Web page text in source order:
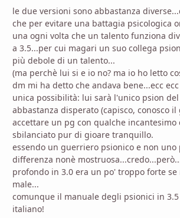
le due versioni sono abbastanza
che per evitare una battagia psicologica
una ogni volta che un talento funziona
a 3.5...per cui magari un suo collega
più debole di un talento...
(ma perchè lui si e io no? ma io ho letto
dm mi ha detto che andava bene...ecc ecc
unica possibilità: lui sarà l'unico psion
abbastanza disperato (capisco, conosco il
accettare un pg con qualche incantesimo
sbilanciato pur di gioare tranquillo.
essendo un guerriero psionico e non uno
differenza nonè
profondo in 3.0 era un po' troppo forte
male...
comunque il manuale degli psionici in 3.5
italiano!